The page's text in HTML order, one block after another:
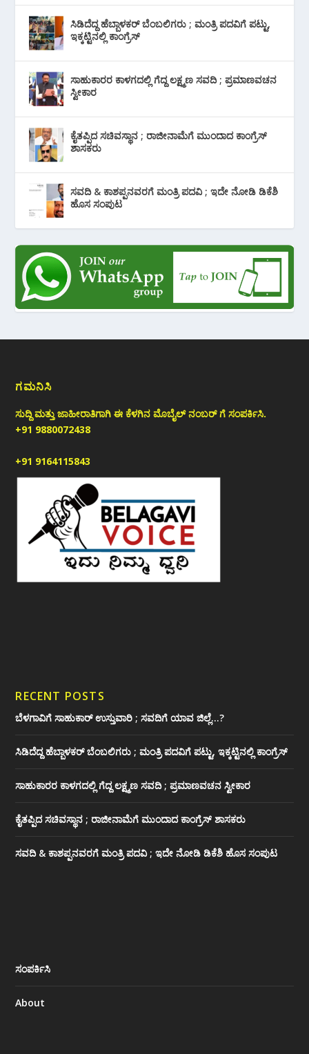
ಸಿಡಿದೆದ್ದ ಹೆಬ್ಬಾಳಕರ್ ಬೆಂಬಲಿಗರು ; ಮಂತ್ರಿ ಪದವಿಗೆ ‌ಪಟ್ಟು,
ಇಕ್ಕಟ್ಟಿನಲ್ಲಿ ಕಾಂಗ್ರೆಸ್
ಸಾಹುಕಾರರ ಕಾಳಗದಲ್ಲಿ ಗೆದ್ದ ಲಕ್ಷ್ಮಣ ಸವದಿ ; ಪ್ರಮಾಣವಚನ
ಸ್ವೀಕಾರ
ಕೈತಪ್ಪಿದ ಸಚಿವಸ್ಥಾನ ; ರಾಜೀನಾಮೆಗೆ ಮುಂದಾದ ಕಾಂಗ್ರೆಸ್
‌ಶಾಸಕರು
ಸವದಿ & ಕಾಶಪ್ಪನವರಗೆ ಮಂತ್ರಿ ಪದವಿ ; ಇದೇ ನೋಡಿ‌ ಡಿಕೆಶಿ
ಹೊಸ ಸಂಪುಟ
ಗಮನಿಸಿ
ಸುದ್ದಿ ಮತ್ತು ಜಾಹೀರಾತಿಗಾಗಿ ಈ ಕೆಳಗಿನ ಮೊಬೈಲ್ ನಂಬರ್ ಗೆ ಸಂಪರ್ಕಿಸಿ.
+91 9880072438
+91 9164115843
RECENT POSTS
ಬೆಳಗಾವಿಗೆ ಸಾಹುಕಾರ್ ಉಸ್ತುವಾರಿ ; ಸವದಿಗೆ ಯಾವ ಜಿಲ್ಲೆ…?
ಸಿಡಿದೆದ್ದ ಹೆಬ್ಬಾಳಕರ್ ಬೆಂಬಲಿಗರು ; ಮಂತ್ರಿ ಪದವಿಗೆ ‌ಪಟ್ಟು, ಇಕ್ಕಟ್ಟಿನಲ್ಲಿ ಕಾಂಗ್ರೆಸ್
ಸಾಹುಕಾರರ ಕಾಳಗದಲ್ಲಿ ಗೆದ್ದ ಲಕ್ಷ್ಮಣ ಸವದಿ ; ಪ್ರಮಾಣವಚನ ಸ್ವೀಕಾರ
ಕೈತಪ್ಪಿದ ಸಚಿವಸ್ಥಾನ ; ರಾಜೀನಾಮೆಗೆ ಮುಂದಾದ ಕಾಂಗ್ರೆಸ್ ‌ಶಾಸಕರು
ಸವದಿ & ಕಾಶಪ್ಪನವರಗೆ ಮಂತ್ರಿ ಪದವಿ ; ಇದೇ ನೋಡಿ‌ ಡಿಕೆಶಿ ಹೊಸ ಸಂಪುಟ
ಸಂಪರ್ಕಿಸಿ
About